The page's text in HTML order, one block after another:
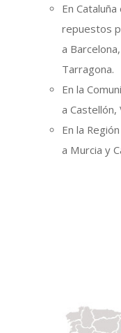
En
repuestos
a
Tarragona.
En la
a Castellón,
En la
a Murcia y